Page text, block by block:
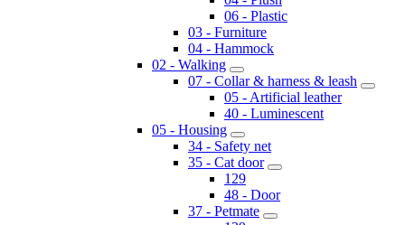
06 - Plastic
03 - Furniture
04 - Hammock
02 - Walking
07 - Collar & harness & leash
05 - Artificial leather
40 - Luminescent
05 - Housing
34 - Safety net
35 - Cat door
129
48 - Door
37 - Petmate